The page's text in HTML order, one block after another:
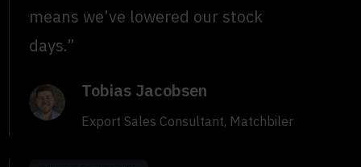
means we’ve lowered our stock
days.”
Tobias Jacobsen
Export Sales Consultant, Matchbiler